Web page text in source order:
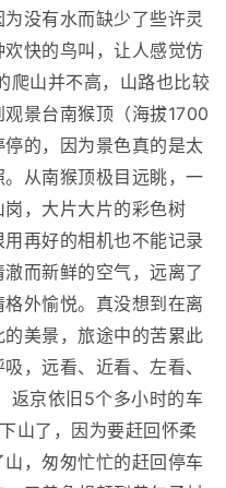
没有水而缺少了些许灵
快的鸟叫，让人感觉仿
爬山并不高，山路也比较
景台南猴顶（海拔1700
的，因为景色真的是太
从南猴顶极目远眺，一
，大片大片的彩色树
再好的相机也不能记录
而新鲜的空气，远离了
外愉悦。真没想到在离
美景，旅途中的苦累此
，远看、近看、左看、
返京依旧5个多小时的车
山了，因为要赶回怀柔
，匆匆忙忙的赶回停车